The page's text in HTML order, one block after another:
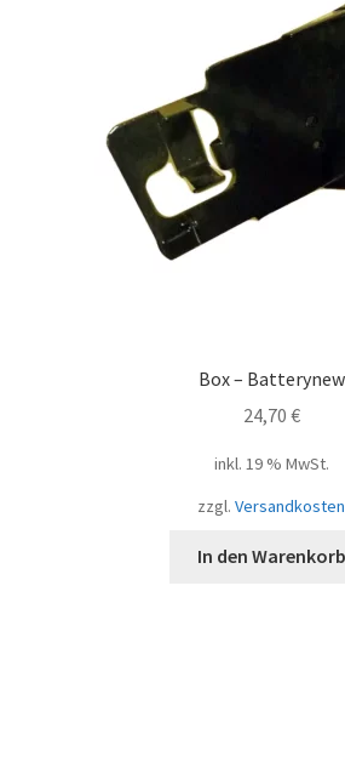
Box – Batterynew
24,70 €
inkl. 19 % MwSt.
zzgl. Versandkosten
In den Warenkorb